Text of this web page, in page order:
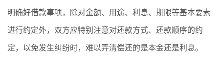
明确好借款事项，除对金额、用途、利息、期限等基本要素
进行约定外，双方应特别注意对还款方式、还款顺序的约
定，以免发生纠纷时，难以弄清偿还的是本金还是利息。